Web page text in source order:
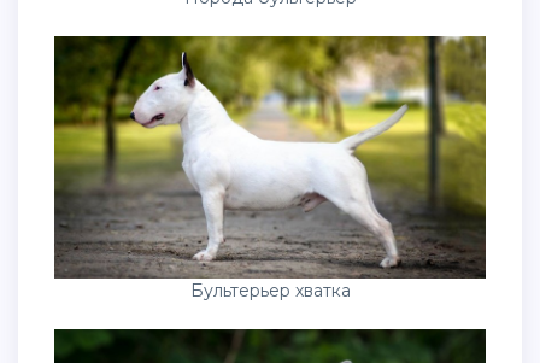
Бультерьер хватка